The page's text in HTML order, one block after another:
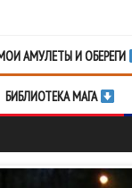
АМУЛЕТЫ И ОБЕРЕГИ
БИБЛИОТЕКА МАГА